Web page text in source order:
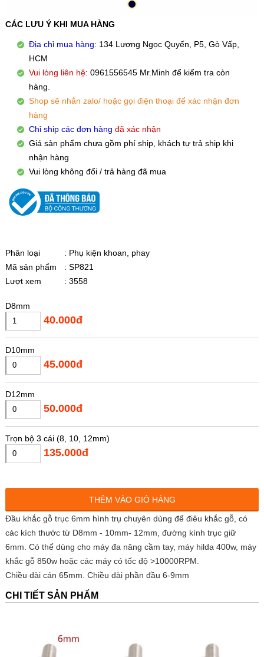
CÁC LƯU Ý KHI MUA HÀNG
Địa chỉ mua hàng: 134 Lương Ngọc Quyến, P5, Gò Vấp,
HCM
Vui lòng liên hệ: 0961556545 Mr.Minh để kiểm tra còn
hàng.
Shop sẽ nhắn zalo/ hoặc gọi điện thoại để xác nhận đơn
hàng
Chỉ ship các đơn hàng đã xác nhận
Giá sản phẩm chưa gồm phí ship, khách tự trả ship khi
nhận hàng
Vui lòng không đổi / trả hàng đã mua
Phân loại
: Phụ kiện khoan, phay
Mã sản phẩm
: SP821
Lượt xem
: 3558
D8mm
40.000đ
D10mm
45.000đ
D12mm
50.000đ
Trọn bộ 3 cái (8, 10, 12mm)
135.000đ
THÊM VÀO GIỎ HÀNG
Đầu khắc gỗ trục 6mm hình trụ chuyên dùng để điêu khắc gỗ, có
các kích thước từ D8mm - 10mm- 12mm, đường kính trục giữ
6mm. Có thể dùng cho máy đa năng cầm tay, máy hilda 400w, máy
khắc gỗ 850w hoặc các máy có tốc độ >10000RPM.
Chiều dài cán 65mm. Chiều dài phần đầu 6-9mm
CHI TIẾT SẢN PHẨM